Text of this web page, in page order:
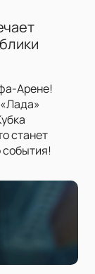
Арене!
станет